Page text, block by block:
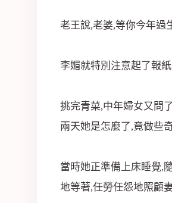
老王說,老婆,等你今年過
李媚就特別注意起了報
挑完青菜,中年婦女又問
兩天她是怎麼了,竟做些
當時她正準備上床睡覺,
地等著,任勞任怨地照顧